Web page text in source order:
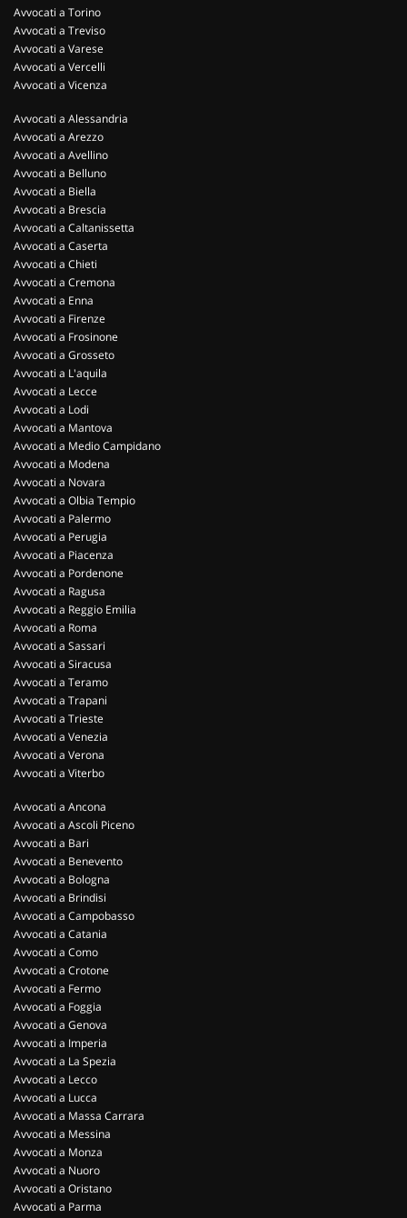
Avvocati a Torino
Avvocati a Treviso
Avvocati a Varese
Avvocati a Vercelli
Avvocati a Vicenza
Avvocati a Alessandria
Avvocati a Arezzo
Avvocati a Avellino
Avvocati a Belluno
Avvocati a Biella
Avvocati a Brescia
Avvocati a Caltanissetta
Avvocati a Caserta
Avvocati a Chieti
Avvocati a Cremona
Avvocati a Enna
Avvocati a Firenze
Avvocati a Frosinone
Avvocati a Grosseto
Avvocati a L'aquila
Avvocati a Lecce
Avvocati a Lodi
Avvocati a Mantova
Avvocati a Medio Campidano
Avvocati a Modena
Avvocati a Novara
Avvocati a Olbia Tempio
Avvocati a Palermo
Avvocati a Perugia
Avvocati a Piacenza
Avvocati a Pordenone
Avvocati a Ragusa
Avvocati a Reggio Emilia
Avvocati a Roma
Avvocati a Sassari
Avvocati a Siracusa
Avvocati a Teramo
Avvocati a Trapani
Avvocati a Trieste
Avvocati a Venezia
Avvocati a Verona
Avvocati a Viterbo
Avvocati a Ancona
Avvocati a Ascoli Piceno
Avvocati a Bari
Avvocati a Benevento
Avvocati a Bologna
Avvocati a Brindisi
Avvocati a Campobasso
Avvocati a Catania
Avvocati a Como
Avvocati a Crotone
Avvocati a Fermo
Avvocati a Foggia
Avvocati a Genova
Avvocati a Imperia
Avvocati a La Spezia
Avvocati a Lecco
Avvocati a Lucca
Avvocati a Massa Carrara
Avvocati a Messina
Avvocati a Monza
Avvocati a Nuoro
Avvocati a Oristano
Avvocati a Parma